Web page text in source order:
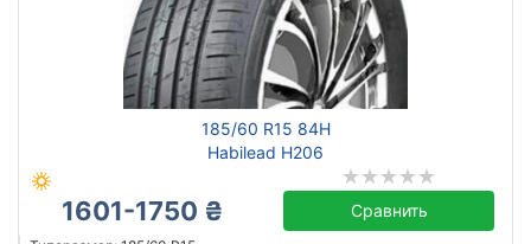
185/60 R15 84H
Habilead H206
1601-1750 ₴ Сравнить